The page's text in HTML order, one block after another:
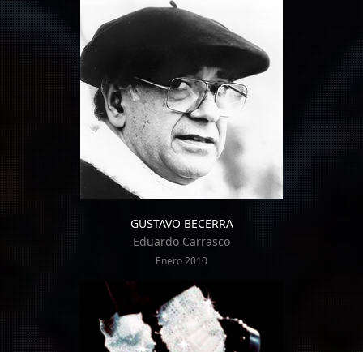
GUSTAVO BECERRA
Eduardo Carrasco
Enero 2010